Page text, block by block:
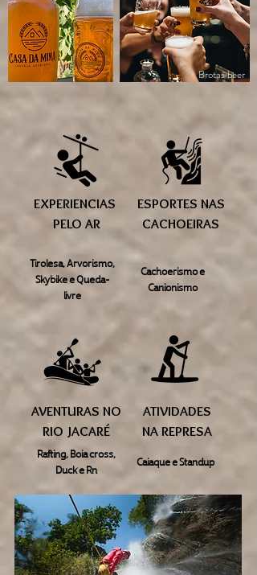
Brotas beer
EXPERIENCIAS
PELO AR
Tirolesa, Arvorismo,
Skybike e Queda-
livre
AVENTURAS NO
RIO JACARÉ
Rafting, Boia cross,
Duck e Rn
ESPORTES NAS
CACHOEIRAS
Cachoerismo e
Canionismo
ATIVIDADES
NA REPRESA
Caiaque e Standup